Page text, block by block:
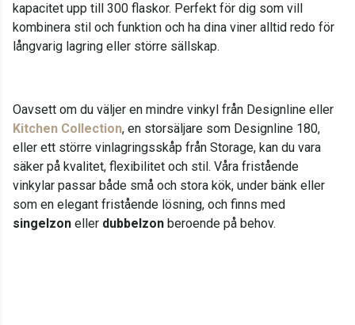
kapacitet upp till 300 flaskor. Perfekt för dig som vill
kombinera stil och funktion och ha dina viner alltid redo för
långvarig lagring eller större sällskap.
Oavsett om du väljer en mindre vinkyl från Designline eller
Kitchen Collection, en storsäljare som Designline 180,
eller ett större vinlagringsskåp från Storage, kan du vara
säker på kvalitet, flexibilitet och stil. Våra fristående
vinkylar passar både små och stora kök, under bänk eller
som en elegant fristående lösning, och finns med
singelzon eller dubbelzon beroende på behov.